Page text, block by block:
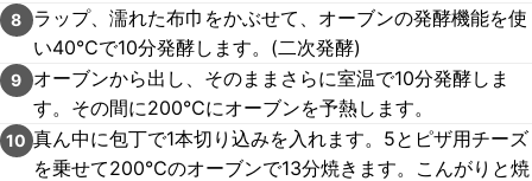
8
ラップ、濡れた布巾をかぶせて、オーブンの発酵機能を使
い40℃で10分発酵します。(二次発酵)
9
オーブンから出し、そのままさらに室温で10分発酵しま
す。その間に200℃にオーブンを予熱します。
10 真ん中に包丁で1本切り込みを入れます。5とピザ用チーズ
を乗せて200℃のオーブンで13分焼きます。こんがりと焼